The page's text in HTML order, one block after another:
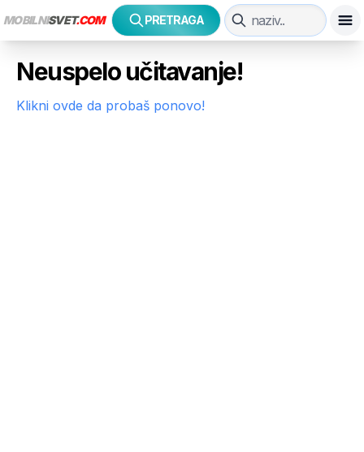
MOBILNISVET.COM PRETRAGA
Neuspelo učitavanje!
Klikni ovde da probaš ponovo!